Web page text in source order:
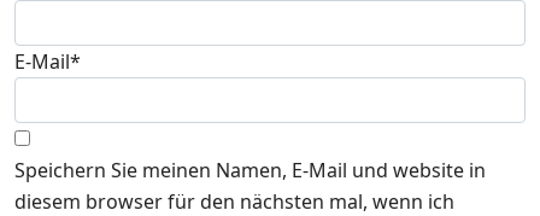
E-Mail*
Speichern Sie meinen Namen, E-Mail und website in
diesem browser für den nächsten mal, wenn ich